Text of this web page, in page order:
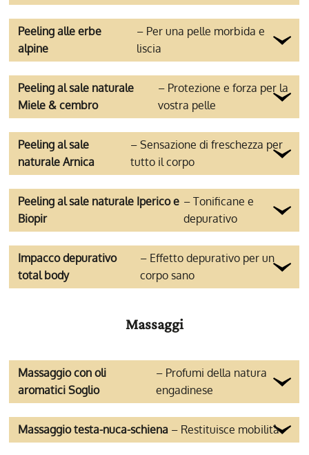
Peeling alle erbe
alpine
– Per una pelle morbida e
liscia
Peeling al sale naturale
Miele & cembro
– Protezione e forza per la
vostra pelle
Peeling al sale
naturale Arnica
– Sensazione di freschezza per
tutto il corpo
Peeling al sale naturale Iperico e
Biopir
– Tonificane e
depurativo
Impacco depurativo
total body
– Effetto depurativo per un
corpo sano
Massaggi
Massaggio con oli
aromatici Soglio
– Profumi della natura
engadinese
Massaggio testa-nuca-schiena – Restituisce mobilità